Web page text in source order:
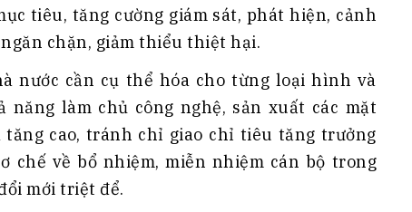
tiêu, tăng cường giám sát, phát hiện, cảnh
chặn, giảm thiểu thiệt hại.
nước cần cụ thể hóa cho từng loại hình và
làm chủ công nghệ, sản xuất các mặt
cao, tránh chỉ giao chỉ tiêu tăng trưởng
chế về bổ nhiệm, miễn nhiệm cán bộ trong
mới triệt để.